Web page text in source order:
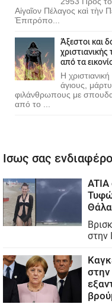
Αἰγαῖον Πέλαγος καὶ τὴν
Ἐπιτρόπο...
Άξεστοι και
χριστιανικής
από τα
Η
άγιους,
φιλάνθρωπους με
από το ...